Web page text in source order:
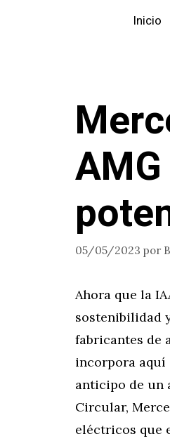
Inicio
05/05/2023 por
Ahora que la
sostenibilidad
fabricantes de
incorpora aquí
anticipo de un
Circular,
eléctricos que